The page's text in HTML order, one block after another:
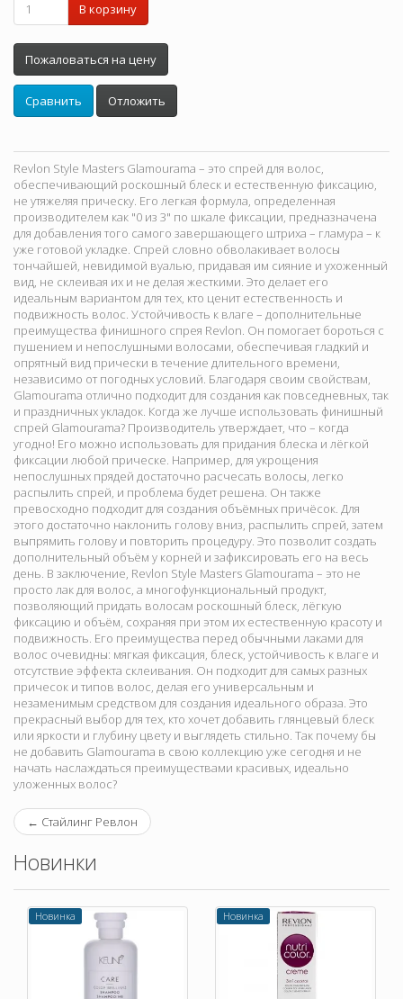
В корзину
Пожаловаться на цену
Сравнить Отложить
Revlon Style Masters Glamourama – это спрей для волос,
обеспечивающий роскошный блеск и естественную фиксацию,
не утяжеляя прическу. Его легкая формула, определенная
производителем как "0 из 3" по шкале фиксации, предназначена
для добавления того самого завершающего штриха – гламура – к
уже готовой укладке. Спрей словно обволакивает волосы
тончайшей, невидимой вуалью, придавая им сияние и ухоженный
вид, не склеивая их и не делая жесткими. Это делает его
идеальным вариантом для тех, кто ценит естественность и
подвижность волос. Устойчивость к влаге – дополнительные
преимущества финишного спрея Revlon. Он помогает бороться с
пушением и непослушными волосами, обеспечивая гладкий и
опрятный вид прически в течение длительного времени,
независимо от погодных условий. Благодаря своим свойствам,
Glamourama отлично подходит для создания как повседневных, так
и праздничных укладок. Когда же лучше использовать финишный
спрей Glamourama? Производитель утверждает, что – когда
угодно! Его можно использовать для придания блеска и лёгкой
фиксации любой прическе. Например, для укрощения
непослушных прядей достаточно расчесать волосы, легко
распылить спрей, и проблема будет решена. Он также
превосходно подходит для создания объёмных причёсок. Для
этого достаточно наклонить голову вниз, распылить спрей, затем
выпрямить голову и повторить процедуру. Это позволит создать
дополнительный объём у корней и зафиксировать его на весь
день. В заключение, Revlon Style Masters Glamourama – это не
просто лак для волос, а многофункциональный продукт,
позволяющий придать волосам роскошный блеск, лёгкую
фиксацию и объём, сохраняя при этом их естественную красоту и
подвижность. Его преимущества перед обычными лаками для
волос очевидны: мягкая фиксация, блеск, устойчивость к влаге и
отсутствие эффекта склеивания. Он подходит для самых разных
причесок и типов волос, делая его универсальным и
незаменимым средством для создания идеального образа. Это
прекрасный выбор для тех, кто хочет добавить глянцевый блеск
или яркости и глубину цвету и выглядеть стильно. Так почему бы
не добавить Glamourama в свою коллекцию уже сегодня и не
начать наслаждаться преимуществами красивых, идеально
уложенных волос?
← Стайлинг Ревлон
Новинки
Новинка Новинка